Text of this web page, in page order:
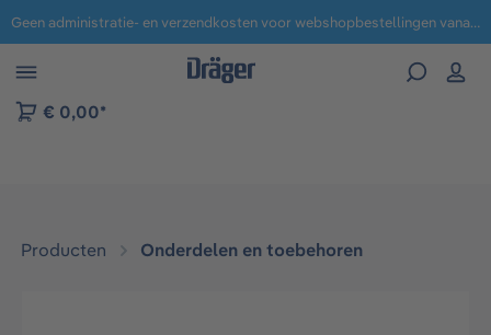
naar navigatie B2B-platform Geen administratie- en verzendkosten voor webshopbestellingen vanaf € 100,-.
€ 0,00*
Producten Onderdelen en toebehoren